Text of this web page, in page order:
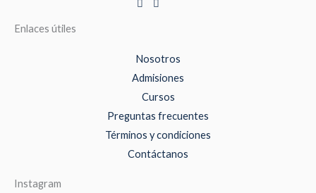
Enlaces útiles
Nosotros
Admisiones
Cursos
Preguntas frecuentes
Términos y condiciones
Contáctanos
Instagram